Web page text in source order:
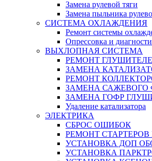
Замена рулевой тяги
Замена пыльника
СИСТЕМА ОХЛАЖДЕНИЯ
Ремонт системы
Опрессовка и
ВЫХЛОПНАЯ СИСТЕМА
РЕМОНТ
ЗАМЕНА
РЕМОНТ
ЗАМЕНА САЖЕВОГО
ЗАМЕНА ГОФР
Удаление катализатора
ЭЛЕКТРИКА
СБРОС ОШИБОК
РЕМОНТ СТАРТЕРОВ
УСТАНОВКА ДОП
УСТАНОВКА